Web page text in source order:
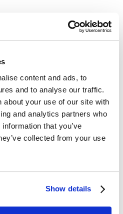
content and ads, to
and to analyse our traffic.
about your use of our site with
and analytics partners who
that you’ve
collected from your use
Show details
ed altri